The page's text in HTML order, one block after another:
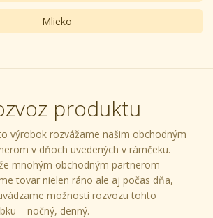
Mlieko
produktu
výrobok rozvážame našim obchodným
v dňoch uvedených v rámčeku.
mnohým obchodným partnerom
tovar nielen ráno ale aj počas dňa,
možnosti rozvozu tohto
– nočný, denný.